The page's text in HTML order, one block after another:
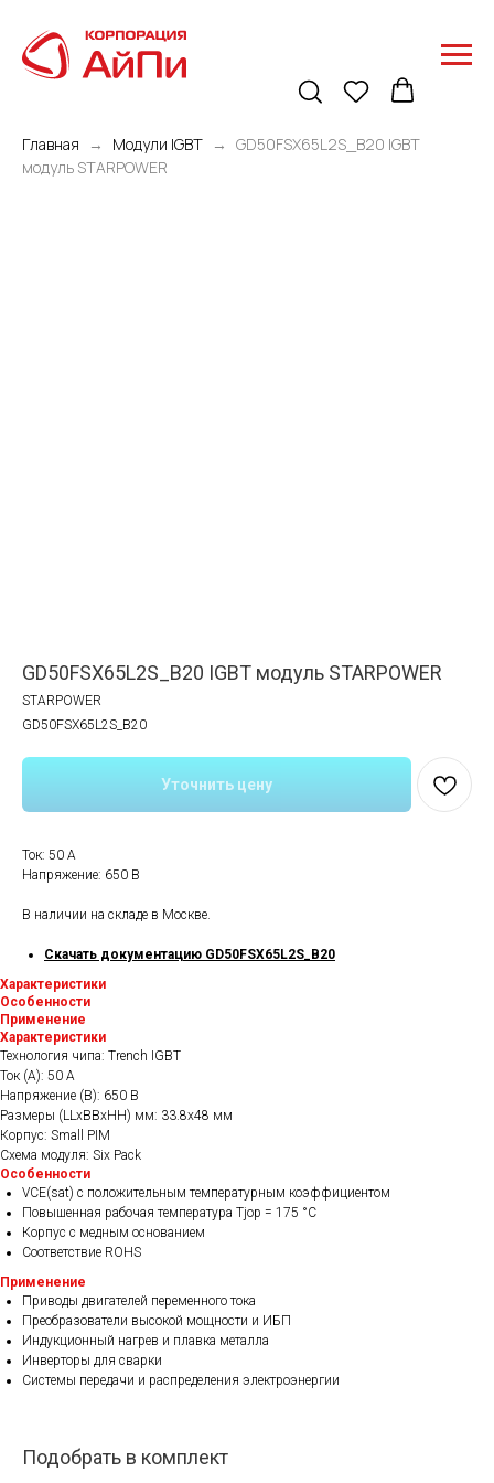
Главная Модули IGBT
GD50FSX65L2S_B20 IGBT
модуль STARPOWER
GD50FSX65L2S_B20 IGBT модуль STARPOWER
STARPOWER
GD50FSX65L2S_B20
Уточнить цену
Ток: 50 A
Напряжение: 650 В
В наличии на складе в Москве.
Скачать документацию GD50FSX65L2S_B20
Характеристики
Особенности
Применение
Характеристики
Технология чипа: Trench IGBT
Ток (А): 50 A
Напряжение (В): 650 В
Размеры (LLxBBxHH) мм: 33.8х48 мм
Корпус: Small PIM
Схема модуля: Six Pack
Особенности
VCE(sat) с положительным температурным коэффициентом
Повышенная рабочая температура Tjop = 175 °C
Корпус с медным основанием
Соответствие ROHS
Применение
Приводы двигателей переменного тока
Преобразователи высокой мощности и ИБП
Индукционный нагрев и плавка металла
Инверторы для сварки
Системы передачи и распределения электроэнергии
Подобрать в комплект